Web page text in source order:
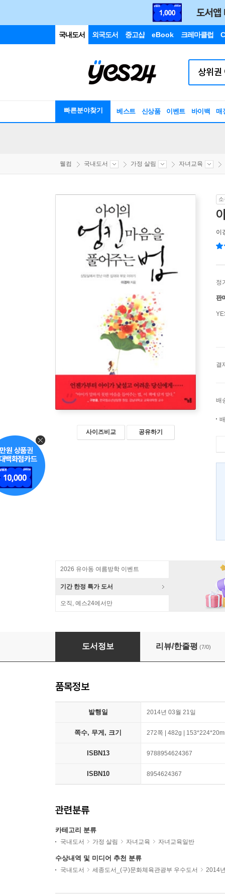
국내도서 외국도서 중고샵 eBook 크레마클럽
빠른분야찾기 베스트 신상품 이벤트 바이백 매
웰컴 국내도서 가정 살림 자녀교육
사이즈비교 공유하기
이
정
판
결
배
2026 유아동 여름방학 이벤트
기간 한정 특가 도서
오직, 예스24에서만
아이의 엉킨 마음을 풀어주는 법
도서정보 리뷰/한줄평 (7/0)
품목정보
발행일 2014년 03월 21일
쪽수, 무게, 크기 272쪽 | 482g |
ISBN13 9788954624367
ISBN10 8954624367
관련분류
카테고리 분류
국내도서 가정 살림 자녀교육 자녀교육일반
수상내역 및 미디어 추천 분류
국내도서 세종도서_(구)문화체육관광부 우수도서 2014